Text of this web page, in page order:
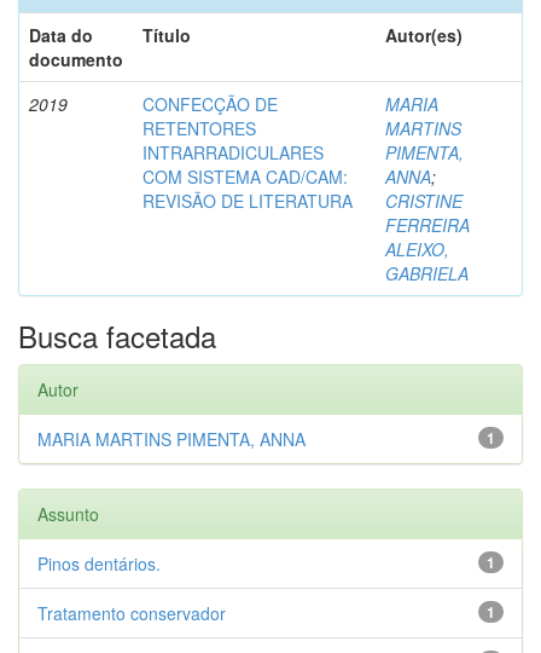
Data do
documento
Título Autor(es)
2019
CONFECÇÃO DE
RETENTORES
INTRARRADICULARES
COM SISTEMA CAD/CAM:
REVISÃO DE LITERATURA
MARIA
MARTINS
PIMENTA,
ANNA;
CRISTINE
FERREIRA
ALEIXO,
GABRIELA
Busca facetada
Autor
1
MARIA MARTINS PIMENTA, ANNA
Assunto
1
Pinos dentários.
1
Tratamento conservador